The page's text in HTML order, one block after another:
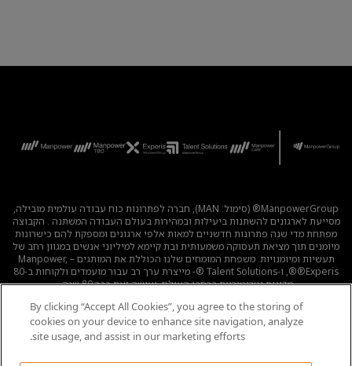
ManpowerGroup® (סימול: MAN), חברה לפתרונות כוח עבודה עולמית מובילה,
מסייעת לארגונים להשתנות ביעילות ובמהירות בעולם העבודה המשתנה . הקבוצה
מפתחת מדי שנה פתרונות חדשניים למאות אלפי ארגונים ומספקת להם כישרונות
מיומנים תוך מציאת תעסוקה משמעותית ובת קיימא למיליוני אנשים במגוון רחב של
תעשיות ומיומנויות. משפחת המומחים שלנו הכוללת את המותגים – Manpower,
®Experis®, ו-Talent Solutions ®- מייצרת ערך רב עבור מועמדים ולקוחות ב-80
מדינות וטריטוריות ברחבי העולם, ועושה זאת כבר 80 שנה.
לכל המשרות | מדיניות הפרטיות | תנאי השימוש | נגישות
קוד אתי
|
By clicking “Accept All Cookies”, you agree to the storing of
cookies on your device to enhance site navigation, analyze
site usage, and assist in our marketing efforts.